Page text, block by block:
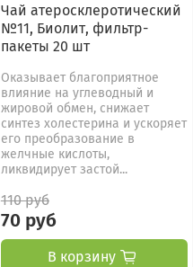
Чай атеросклеротический
№11, Биолит, фильтр-
пакеты 20 шт
Оказывает благоприятное
влияние на углеводный и
жировой об­мен, снижает
синтез холестерина и ускоряет
его преобразование в
желчные кислоты,
ликвидирует застой...
110 руб
70 руб
В корзину